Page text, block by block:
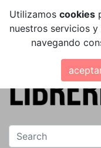
Utilizamos cookies
nuestros servicios
navegando